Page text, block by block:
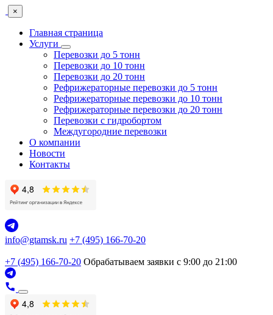
×
Главная страница
Услуги
Перевозки до 5 тонн
Перевозки до 10 тонн
Перевозки до 20 тонн
Рефрижераторные перевозки до 5 тонн
Рефрижераторные перевозки до 10 тонн
Рефрижераторные перевозки до 20 тонн
Перевозки с гидробортом
Междугородние перевозки
О компании
Новости
Контакты
info@gtamsk.ru +7 (495) 166-70-20
+7 (495) 166-70-20 Обрабатываем заявки с 9:00 до 21:00